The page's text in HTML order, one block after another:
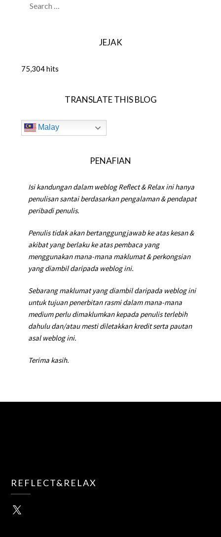
JEJAK
75,304 hits
TRANSLATE THIS BLOG
Malay
PENAFIAN
Isi kandungan dalam weblog Reflect & Relax ini hanya
penulisan santai berdasarkan pengalaman & pendapat
peribadi penulis.
Penulis tidak akan bertanggungjawab ke atas kesan &
akibat yang berlaku ke atas pembaca yang
menggunakan mana-mana maklumat & perkongsian
yang diambil daripada weblog ini.
Sebarang maklumat yang diambil daripada weblog ini
untuk tujuan penerbitan rasmi dalam mana-mana
medium perlu dimaklumkan kepada penulis terlebih
dahulu dan/atau mesti diletakkan kredit serta pautan
asal weblog ini.
Terima kasih.
REFLECT&RELAX
X